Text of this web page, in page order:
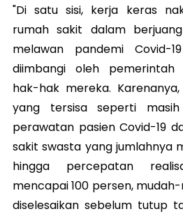
"Di satu sisi, kerja keras
rumah sakit dalam
melawan pandemi Covid-
diimbangi oleh pemerintah
hak-hak mereka.
yang tersisa seperti
perawatan pasien Covid-19
sakit swasta yang jumlahnya
hingga percepatan
mencapai 100 persen,
diselesaikan sebelum tutup